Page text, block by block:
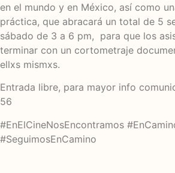
en el mundo y en México, así como
práctica, que abracará un total de 5
sábado de 3 a 6 pm, para que los
terminar con un cortometraje
ellxs mismxs.
Entrada libre, para mayor info
56
#EnElCineNosEncontramos
#SeguimosEnCamino